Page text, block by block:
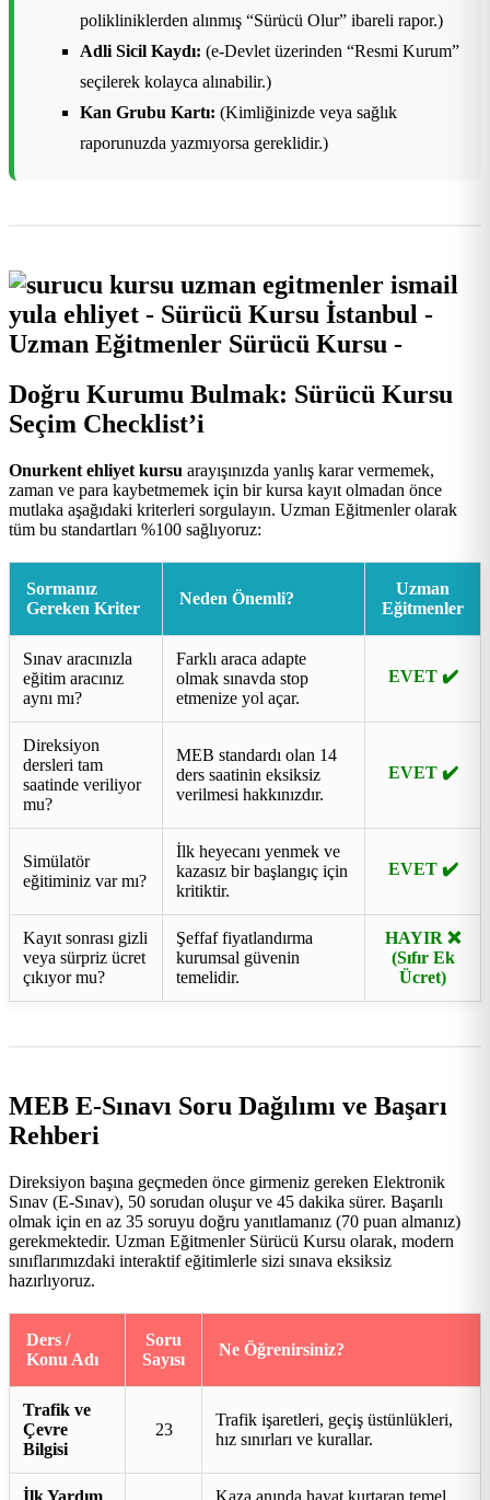
polikliniklerden alınmış “Sürücü Olur” ibareli rapor.)
Adli Sicil Kaydı: (e-Devlet üzerinden “Resmi Kurum”
seçilerek kolayca alınabilir.)
Kan Grubu Kartı: (Kimliğinizde veya sağlık
raporunuzda yazmıyorsa gereklidir.)
Doğru Kurumu Bulmak: Sürücü Kursu
Seçim Checklist’i
Onurkent ehliyet kursu arayışınızda yanlış karar vermemek,
zaman ve para kaybetmemek için bir kursa kayıt olmadan önce
mutlaka aşağıdaki kriterleri sorgulayın. Uzman Eğitmenler olarak
tüm bu standartları %100 sağlıyoruz:
Sormanız
Gereken Kriter
Neden Önemli?
Uzman
Eğitmenler
Sınav aracınızla
eğitim aracınız
aynı mı?
Farklı araca adapte
olmak sınavda stop
etmenize yol açar.
EVET ✔️
Direksiyon
dersleri tam
saatinde veriliyor
mu?
MEB standardı olan 14
ders saatinin eksiksiz
verilmesi hakkınızdır.
EVET ✔️
Simülatör
eğitiminiz var mı?
İlk heyecanı yenmek ve
kazasız bir başlangıç için
kritiktir.
EVET ✔️
Kayıt sonrası gizli
veya sürpriz ücret
çıkıyor mu?
Şeffaf fiyatlandırma
kurumsal güvenin
temelidir.
HAYIR ❌
(Sıfır Ek
Ücret)
MEB E-Sınavı Soru Dağılımı ve Başarı
Rehberi
Direksiyon başına geçmeden önce girmeniz gereken Elektronik
Sınav (E-Sınav), 50 sorudan oluşur ve 45 dakika sürer. Başarılı
olmak için en az 35 soruyu doğru yanıtlamanız (70 puan almanız)
gerekmektedir. Uzman Eğitmenler Sürücü Kursu olarak, modern
sınıflarımızdaki interaktif eğitimlerle sizi sınava eksiksiz
hazırlıyoruz.
Ders /
Konu Adı
Soru
Sayısı
Ne Öğrenirsiniz?
Trafik ve
Çevre
Bilgisi
23
Trafik işaretleri, geçiş üstünlükleri,
hız sınırları ve kurallar.